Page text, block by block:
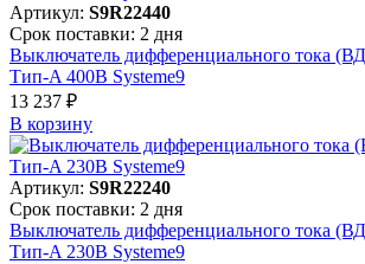
Артикул: S9R22440
Срок поставки: 2 дня
Выключатель дифференциального тока
Тип-A 400В Systeme9
13 237 ₽
В корзинy
Артикул: S9R22240
Срок поставки: 2 дня
Выключатель дифференциального тока
Тип-A 230В Systeme9